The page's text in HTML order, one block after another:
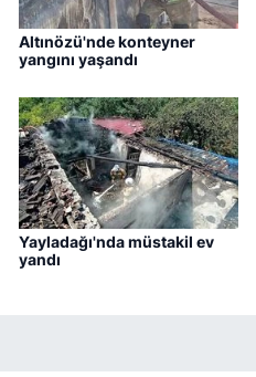
Altınözü'nde konteyner
yangını yaşandı
Yayladağı'nda müstakil ev
yandı